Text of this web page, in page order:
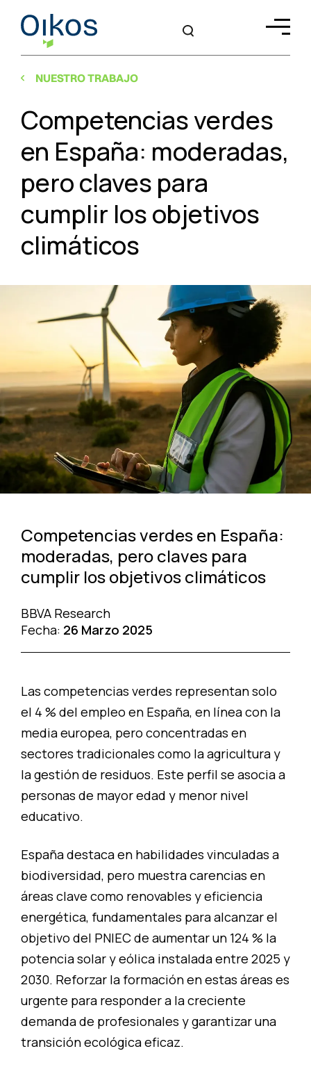
NUESTRO TRABAJO
Competencias verdes
en España: moderadas,
pero claves para
cumplir los objetivos
climáticos
Competencias verdes en España:
moderadas, pero claves para
cumplir los objetivos climáticos
BBVA Research
Fecha: 26 Marzo 2025
Las competencias verdes representan solo
el 4 % del empleo en España, en línea con la
media europea, pero concentradas en
sectores tradicionales como la agricultura y
la gestión de residuos. Este perfil se asocia a
personas de mayor edad y menor nivel
educativo.
España destaca en habilidades vinculadas a
biodiversidad, pero muestra carencias en
áreas clave como renovables y eficiencia
energética, fundamentales para alcanzar el
objetivo del PNIEC de aumentar un 124 % la
potencia solar y eólica instalada entre 2025 y
2030. Reforzar la formación en estas áreas es
urgente para responder a la creciente
demanda de profesionales y garantizar una
transición ecológica eficaz.